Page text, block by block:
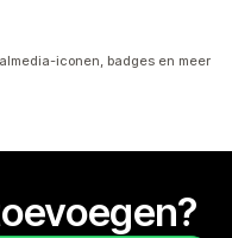
iconen, badges en meer